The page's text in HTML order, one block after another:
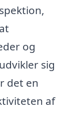
og
sig
det en
af